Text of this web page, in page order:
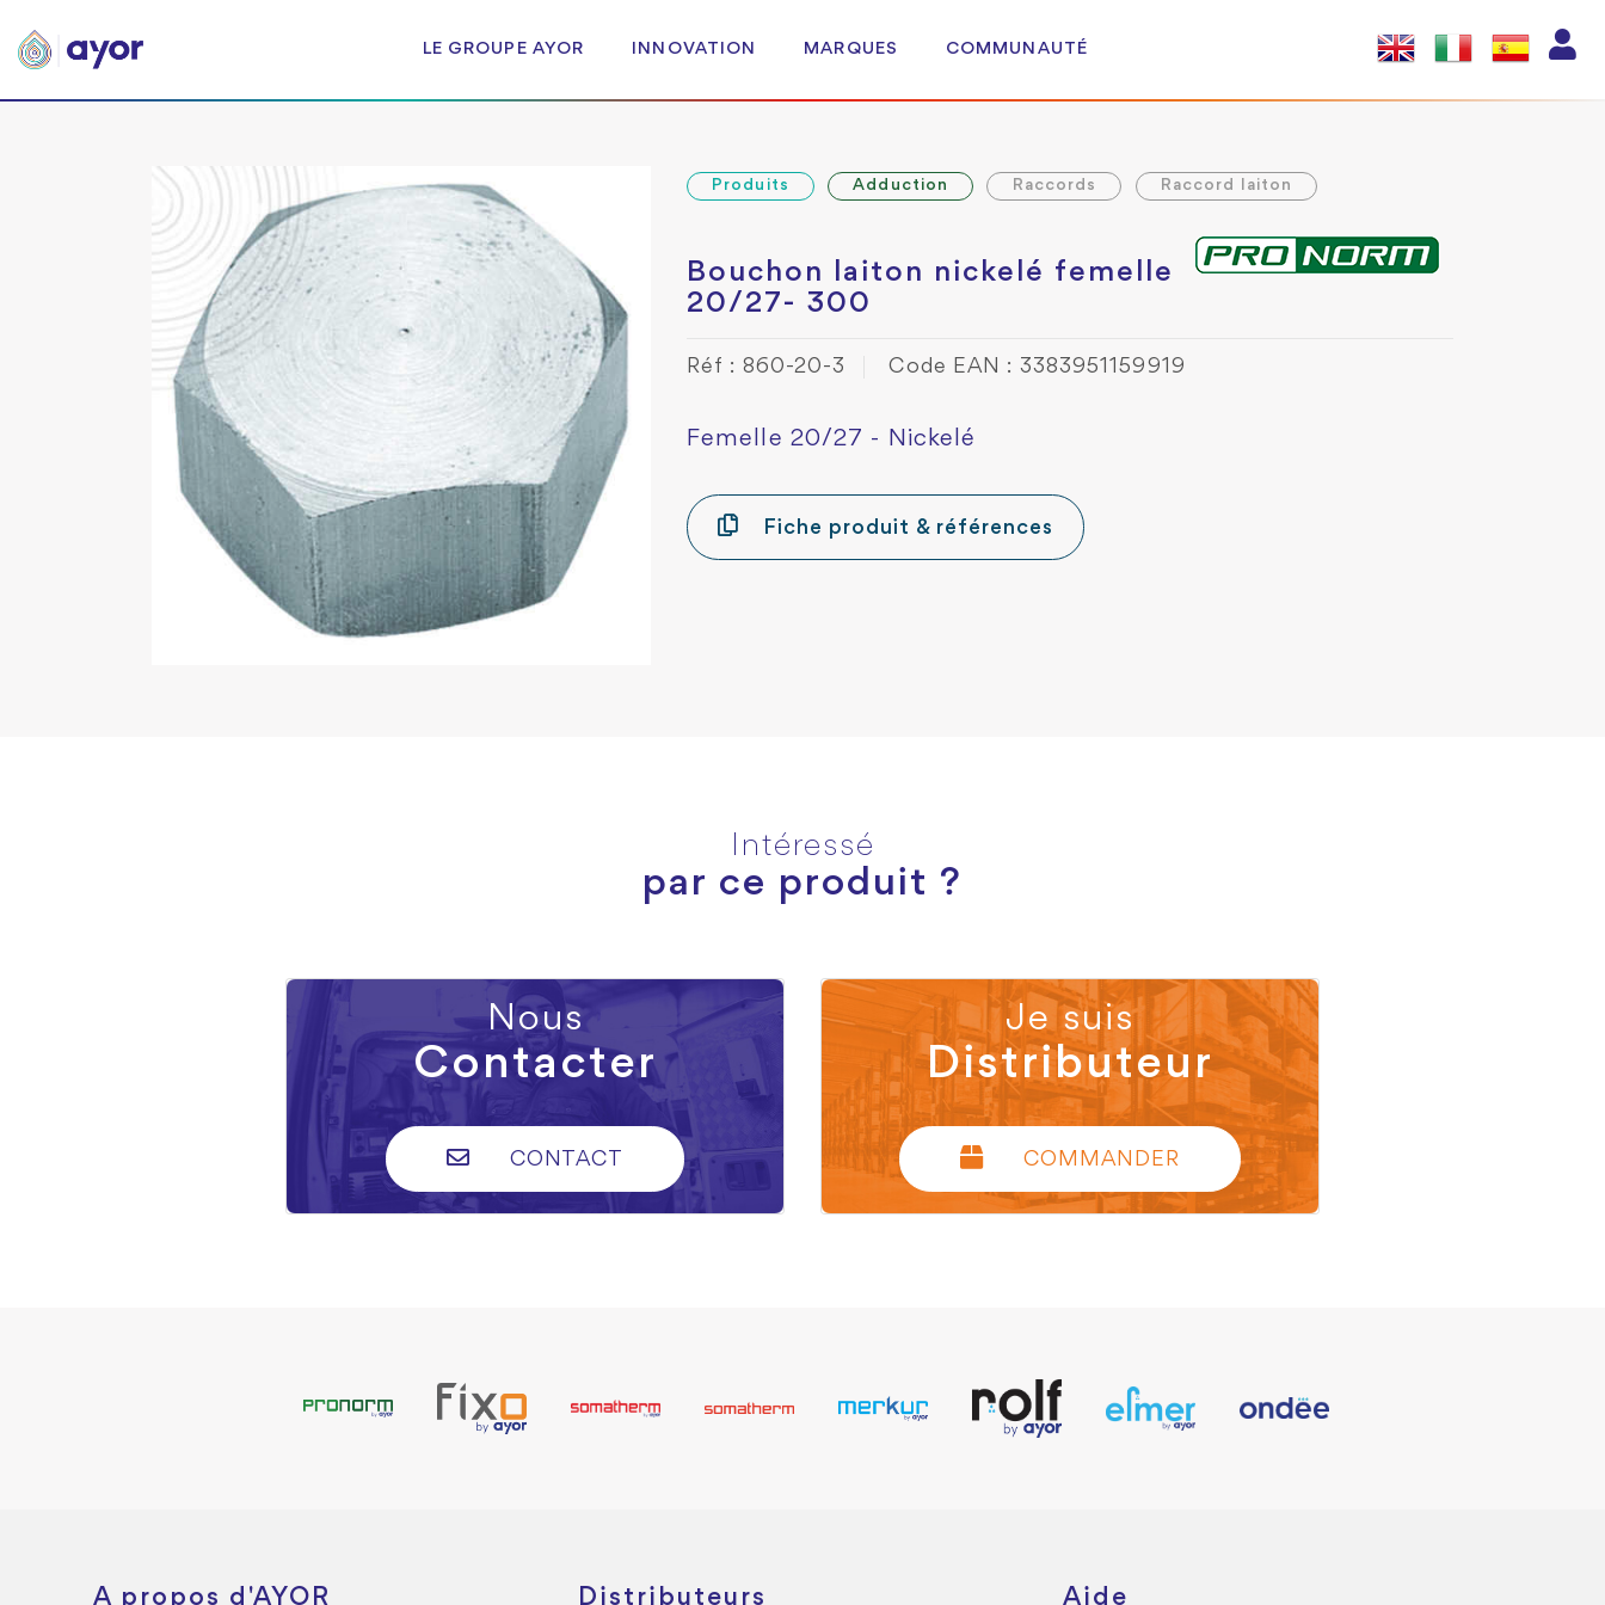
LE GROUPE AYOR INNOVATION MARQUES COMMUNAUTÉ
Produits Adduction Raccords Raccord laiton
Bouchon laiton nickelé femelle
20/27- 300
Réf : 860-20-3 Code EAN : 3383951159919
Femelle 20/27 - Nickelé
Fiche produit & références
Intéressé
par ce produit ?
Nous
Contacter
CONTACT
Je suis
Distributeur
COMMANDER
A propos d'AYOR Distributeurs Aide